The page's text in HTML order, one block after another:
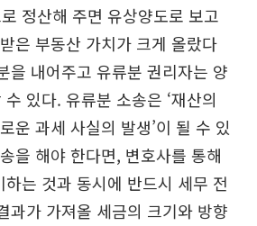
정산해 주면 유상양도로 보고
은 부동산 가치가 크게 올랐다
을 내어주고 유류분 권리자는 양
있다. 유류분 소송은 ‘재산의
운 과세 사실의 발생’이 될 수 있
을 해야 한다면, 변호사를 통해
는 것과 동시에 반드시 세무 전
과가 가져올 세금의 크기와 방향